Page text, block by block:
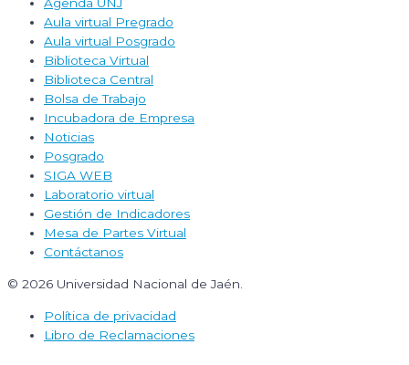
Agenda UNJ
Aula virtual Pregrado
Aula virtual Posgrado
Biblioteca Virtual
Biblioteca Central
Bolsa de Trabajo
Incubadora de Empresa
Noticias
Posgrado
SIGA WEB
Laboratorio virtual
Gestión de Indicadores
Mesa de Partes Virtual
Contáctanos
© 2026 Universidad Nacional de Jaén.
Política de privacidad
Libro de Reclamaciones